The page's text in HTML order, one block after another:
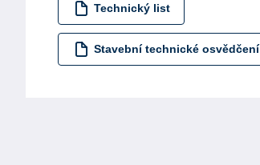
Technický list
Stavební technické osvědčení